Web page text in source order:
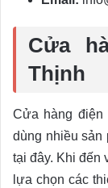
Cửa
Thịnh
Cửa hàng điện
dùng nhiều sản
tại đây. Khi đến
lựa chọn các